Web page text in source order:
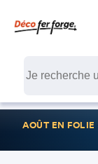
AOÛT EN FOLIE